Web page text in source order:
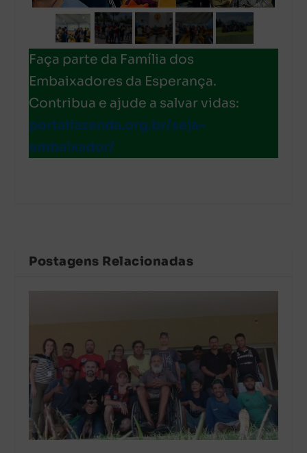
Faça parte da Família dos
Embaixadores da Esperança.
Contribua e ajude a salvar vidas:
portalfazenda.org.br/seja-
embaixador/
Postagens Relacionadas